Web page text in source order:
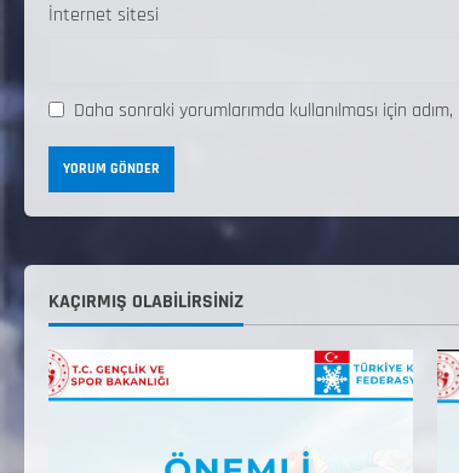
İnternet sitesi
Daha sonraki yorumlarımda kullanılması için
KAÇIRMIŞ OLABILIRSINIZ